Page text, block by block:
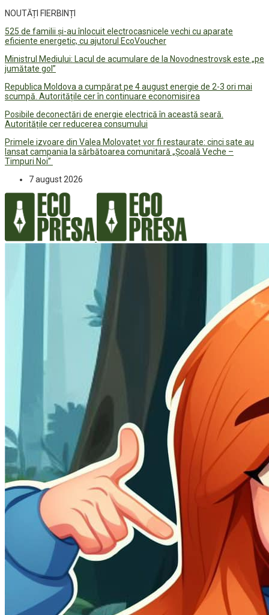
NOUTĂȚI FIERBINȚI
525 de familii și-au înlocuit electrocasnicele vechi cu aparate
eficiente energetic, cu ajutorul EcoVoucher
Ministrul Mediului: Lacul de acumulare de la Novodnestrovsk este „pe
jumătate gol”
Republica Moldova a cumpărat pe 4 august energie de 2-3 ori mai
scumpă. Autoritățile cer în continuare economisirea
Posibile deconectări de energie electrică în această seară.
Autoritățile cer reducerea consumului
Primele izvoare din Valea Molovateț vor fi restaurate: cinci sate au
lansat campania la sărbătoarea comunitară „Școală Veche –
Timpuri Noi”
7 august 2026